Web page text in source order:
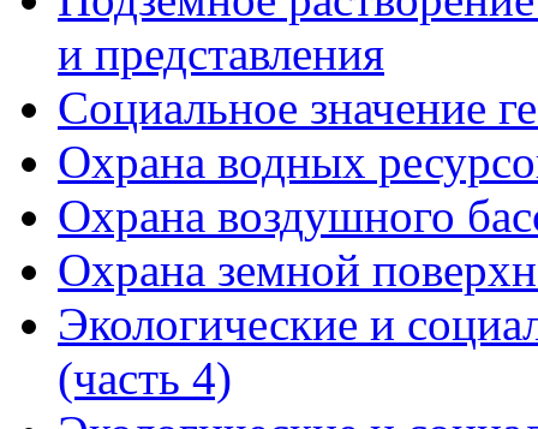
и представления
Социальное значение
Охрана водных
Охрана воздушного
Охрана земной
Экологические и
(часть 4)